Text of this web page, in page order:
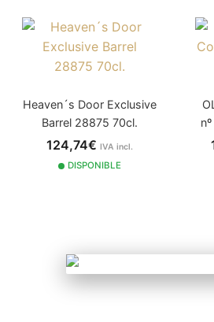
Heaven´s Door Exclusive
Barrel 28875 70cl.
124,74€ IVA incl.
DISPONIBLE